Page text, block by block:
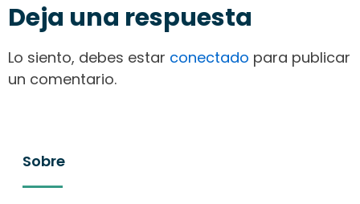
Deja una respuesta
Lo siento, debes estar conectado para publicar
un comentario.
Sobre